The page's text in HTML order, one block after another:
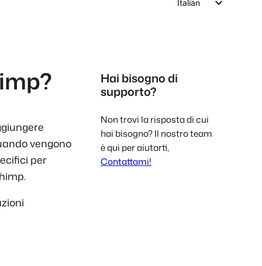
Italian
French
Polish
vengono
per
Hai bisogno di
supporto?
Non trovi la risposta di cui
hai bisogno? Il nostro team
è qui per aiutarti,
Contattami!